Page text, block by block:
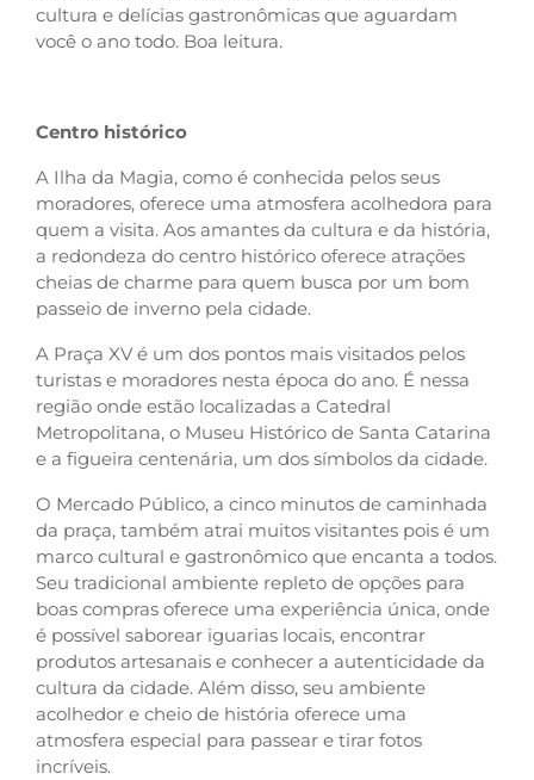
cultura e delícias gastronômicas que aguardam
você o ano todo. Boa leitura.
Centro histórico
A Ilha da Magia, como é conhecida pelos seus
moradores, oferece uma atmosfera acolhedora para
quem a visita. Aos amantes da cultura e da história,
a redondeza do centro histórico oferece atrações
cheias de charme para quem busca por um bom
passeio de inverno pela cidade.
A Praça XV é um dos pontos mais visitados pelos
turistas e moradores nesta época do ano. É nessa
região onde estão localizadas a Catedral
Metropolitana, o Museu Histórico de Santa Catarina
e a figueira centenária, um dos símbolos da cidade.
O Mercado Público, a cinco minutos de caminhada
da praça, também atrai muitos visitantes pois é um
marco cultural e gastronômico que encanta a todos.
Seu tradicional ambiente repleto de opções para
boas compras oferece uma experiência única, onde
é possível saborear iguarias locais, encontrar
produtos artesanais e conhecer a autenticidade da
cultura da cidade. Além disso, seu ambiente
acolhedor e cheio de história oferece uma
atmosfera especial para passear e tirar fotos
incríveis.